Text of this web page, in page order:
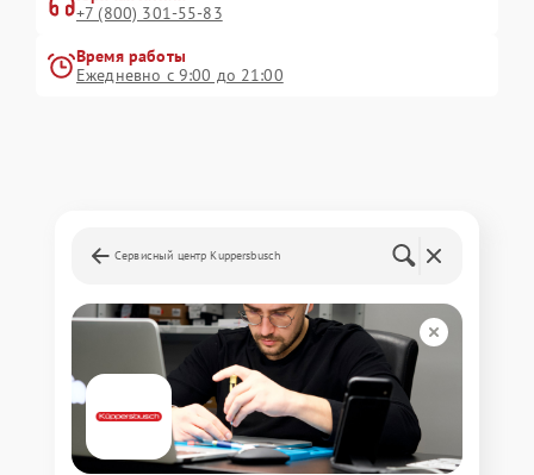
+7 (800) 301-55-83
Время работы
Ежедневно с 9:00 до 21:00
Сервисный центр Kuppersbusch